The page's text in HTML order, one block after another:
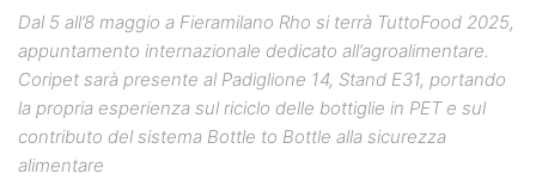
Dal 5 all’8 maggio a Fieramilano Rho si terrà TuttoFood 2025,
appuntamento internazionale dedicato all’agroalimentare.
Coripet sarà presente al Padiglione 14, Stand E31, portando
la propria esperienza sul riciclo delle bottiglie in PET e sul
contributo del sistema Bottle to Bottle alla sicurezza
alimentare